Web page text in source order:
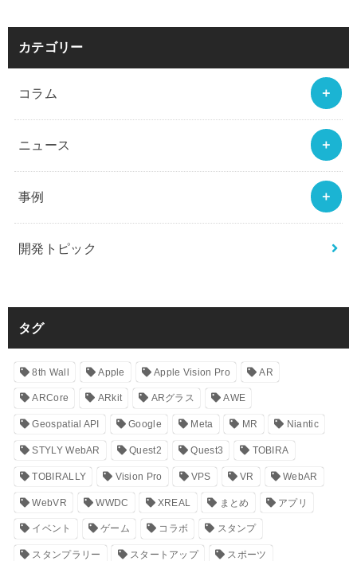
カテゴリー
コラム
ニュース
事例
開発トピック
タグ
8th Wall Apple Apple Vision Pro AR
ARCore ARkit ARグラス AWE
Geospatial API Google Meta MR Niantic
STYLY WebAR Quest2 Quest3 TOBIRA
TOBIRALLY Vision Pro VPS VR WebAR
WebVR WWDC XREAL まとめ アプリ
イベント ゲーム コラボ スタンプ
スタンプラリー スタートアップ スポーツ